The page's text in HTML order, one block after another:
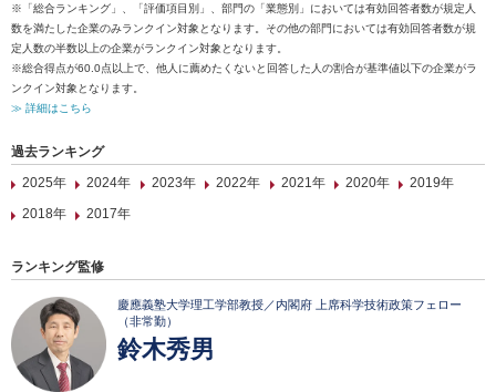
※「総合ランキング」、「評価項目別」、部門の「業態別」においては有効回答者数が規定人
数を満たした企業のみランクイン対象となります。その他の部門においては有効回答者数が規
定人数の半数以上の企業がランクイン対象となります。
※総合得点が60.0点以上で、他人に薦めたくないと回答した人の割合が基準値以下の企業がラ
ンクイン対象となります。
≫ 詳細はこちら
過去ランキング
2025年
2024年 2023年 2022年 2021年 2020年
2019年
2018年
2017年
ランキング監修
慶應義塾大学理工学部教授／内閣府 上席科学技術政策フェロー
（非常勤）
鈴木秀男